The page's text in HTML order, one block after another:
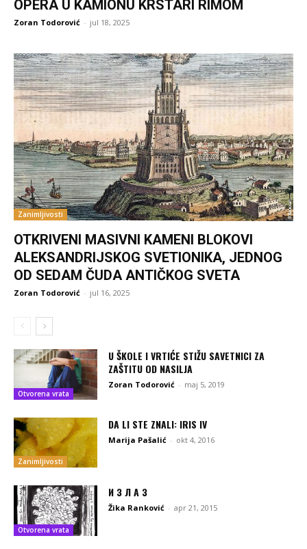
OPERA U KAMIONU KRSTARI RIMOM
Zoran Todorović - jul 18, 2025
Zanimljivosti
OTKRIVENI MASIVNI KAMENI BLOKOVI
ALEKSANDRIJSKOG SVETIONIKA, JEDNOG
OD SEDAM ČUDA ANTIČKOG SVETA
Zoran Todorović - jul 16, 2025
Otvorena vrata
U ŠKOLE I VRTIĆE STIŽU SAVETNICI ZA
ZAŠTITU OD NASILJA
Zoran Todorović - maj 5, 2019
Zanimljivosti
DA LI STE ZNALI: IRIS IV
Marija Pašalić - okt 4, 2016
Otvorena vrata
И З Л А З
Žika Ranković - apr 21, 2015